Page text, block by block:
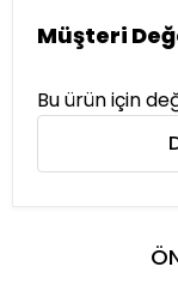
Müşteri
Bu ürün için